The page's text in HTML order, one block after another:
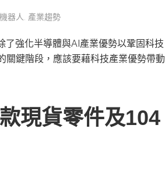
機器人 產業趨勢
了強化半導體與AI產業優勢以鞏固科技
關鍵階段，應該要藉科技產業優勢帶動
現貨零件及104